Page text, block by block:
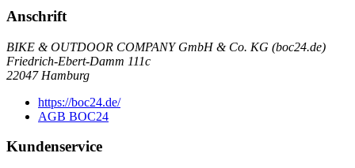
Anschrift
BIKE & OUTDOOR COMPANY GmbH & Co. KG (boc24.de)
Friedrich-Ebert-Damm 111c
22047 Hamburg
https://boc24.de/
AGB BOC24
Kundenservice